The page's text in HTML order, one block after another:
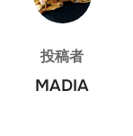
投稿者
MADIA